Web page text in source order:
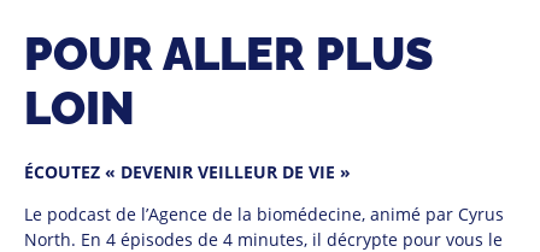
POUR ALLER PLUS
LOIN
ÉCOUTEZ « DEVENIR VEILLEUR DE VIE »
Le podcast de l’Agence de la biomédecine, animé par Cyrus
North. En 4 épisodes de 4 minutes, il décrypte pour vous le